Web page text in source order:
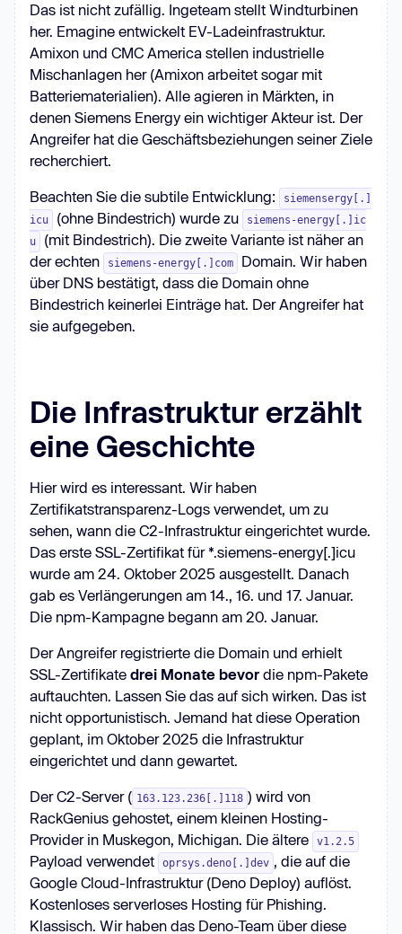
Das ist nicht zufällig. Ingeteam stellt Windturbinen
her. Emagine entwickelt EV-Ladeinfrastruktur.
Amixon und CMC America stellen industrielle
Mischanlagen her (Amixon arbeitet sogar mit
Batteriematerialien). Alle agieren in Märkten, in
denen Siemens Energy ein wichtiger Akteur ist. Der
Angreifer hat die Geschäftsbeziehungen seiner Ziele
recherchiert.
Beachten Sie die subtile Entwicklung:
siemensergy[.]
icu
(ohne Bindestrich) wurde zu
siemens-energy[.]ic
u
(mit Bindestrich). Die zweite Variante ist näher an
der echten
siemens-energy[.]com
Domain. Wir haben
über DNS bestätigt, dass die Domain ohne
Bindestrich keinerlei Einträge hat. Der Angreifer hat
sie aufgegeben.
Die Infrastruktur erzählt
eine Geschichte
Hier wird es interessant. Wir haben
Zertifikatstransparenz-Logs verwendet, um zu
sehen, wann die C2-Infrastruktur eingerichtet wurde.
Das erste SSL-Zertifikat für *.siemens-energy[.]icu
wurde am 24. Oktober 2025 ausgestellt. Danach
gab es Verlängerungen am 14., 16. und 17. Januar.
Die npm-Kampagne begann am 20. Januar.
Der Angreifer registrierte die Domain und erhielt
SSL-Zertifikate drei Monate bevor die npm-Pakete
auftauchten. Lassen Sie das auf sich wirken. Das ist
nicht opportunistisch. Jemand hat diese Operation
geplant, im Oktober 2025 die Infrastruktur
eingerichtet und dann gewartet.
Der C2-Server ( 163.123.236[.]118 ) wird von
RackGenius gehostet, einem kleinen Hosting-
Provider in Muskegon, Michigan. Die ältere
v1.2.5
Payload verwendet oprsys.deno[.]dev , die auf die
Google Cloud-Infrastruktur (Deno Deploy) auflöst.
Kostenloses serverloses Hosting für Phishing.
Klassisch. Wir haben das Deno-Team über diese